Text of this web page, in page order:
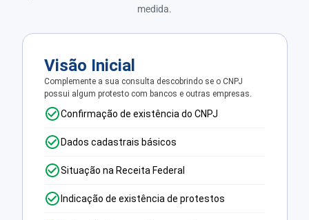
medida.
Visão Inicial
Complemente a sua consulta descobrindo se o CNPJ
possui algum protesto com bancos e outras empresas.
Confirmação de existência do CNPJ
Dados cadastrais básicos
Situação na Receita Federal
Indicação de existência de protestos